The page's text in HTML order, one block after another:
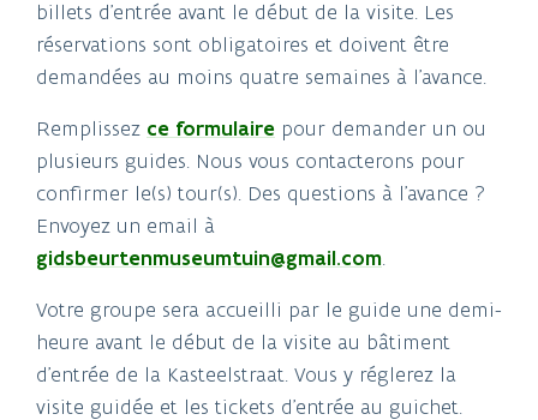
billets d'entrée avant le début de la visite. Les
réservations sont obligatoires et doivent être
demandées au moins quatre semaines à l'avance.
Remplissez ce formulaire pour demander un ou
plusieurs guides. Nous vous contacterons pour
confirmer le(s) tour(s). Des questions à l'avance ?
Envoyez un email à
gidsbeurtenmuseumtuin@gmail.com.
Votre groupe sera accueilli par le guide une demi-
heure avant le début de la visite au bâtiment
d'entrée de la Kasteelstraat. Vous y réglerez la
visite guidée et les tickets d'entrée au guichet.